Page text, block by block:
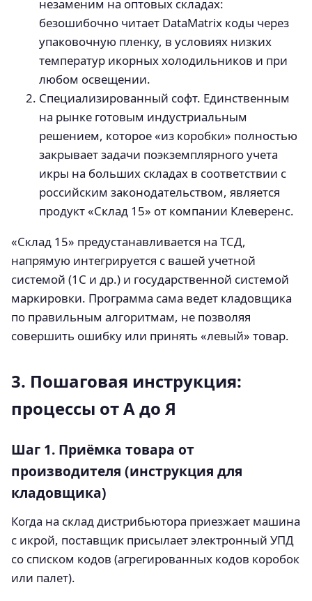
незаменим на оптовых складах:
безошибочно читает DataMatrix коды через
упаковочную пленку, в условиях низких
температур икорных холодильников и при
любом освещении.
Специализированный софт. Единственным
на рынке готовым индустриальным
решением, которое «из коробки» полностью
закрывает задачи поэкземплярного учета
икры на больших складах в соответствии с
российским законодательством, является
продукт «Склад 15» от компании Клеверенс.
«Склад 15» предустанавливается на ТСД,
напрямую интегрируется с вашей учетной
системой (1С и др.) и государственной системой
маркировки. Программа сама ведет кладовщика
по правильным алгоритмам, не позволяя
совершить ошибку или принять «левый» товар.
3. Пошаговая инструкция:
процессы от А до Я
Шаг 1. Приёмка товара от
производителя (инструкция для
кладовщика)
Когда на склад дистрибьютора приезжает машина
с икрой, поставщик присылает электронный УПД
со списком кодов (агрегированных кодов коробок
или палет).